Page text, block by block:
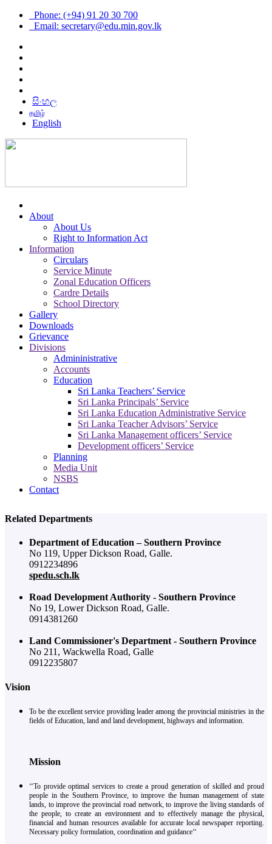
Phone: (+94) 91 20 30 700
Email: secretary@edu.min.gov.lk
සිංහල
தமிழ்
English
About
About Us
Right to Information Act
Information
Circulars
Service Minute
Zonal Education Officers
Cardre Details
School Directory
Gallery
Downloads
Grievance
Divisions
Admininistrative
Accounts
Education
Sri Lanka Teachers’ Service
Sri Lanka Principals’ Service
Sri Lanka Education Administrative Service
Sri Lanka Teacher Advisors’ Service
Sri Lanka Management officers’ Service
Development officers’ Service
Planning
Media Unit
NSBS
Contact
Related Departments
Department of Education – Southern Province
No 119, Upper Dickson Road, Galle.
0912234896
spedu.sch.lk
Road Development Authority - Southern Province
No 19, Lower Dickson Road, Galle.
0914381260
Land Commissioner's Department - Southern Province
No 211, Wackwella Road, Galle
0912235807
Vision
To be the excellent service providing leader among the provincial ministries in the
fields of Education, land and land development, highways and information.
Mission
‘‘To provide optimal services to create a proud generation of skilled and proud
people in the Southern Province, to improve the human management of state
lands, to improve the provincial road network, to improve the living standards of
the people, to create an environment and to effectively manage the physical,
financial and human resources available for accurate local newspaper reporting.
Necessary policy formulation, coordination and guidance‘‘